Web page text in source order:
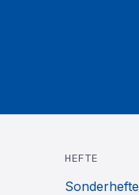
HEFTE
Sonderhefte